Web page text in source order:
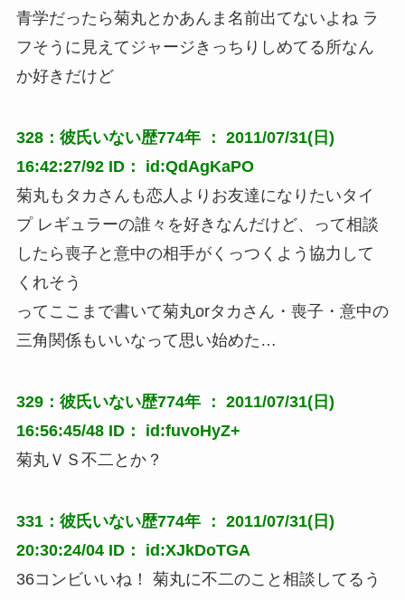
青学だったら菊丸とかあんま名前出てないよね ラ
フそうに見えてジャージきっちりしめてる所なん
か好きだけど
328：彼氏いない歴774年 ： 2011/07/31(日)
16:42:27/92 ID： id:QdAgKaPO
菊丸もタカさんも恋人よりお友達になりたいタイ
プ レギュラーの誰々を好きなんだけど、って相談
したら喪子と意中の相手がくっつくよう協力して
くれそう
ってここまで書いて菊丸orタカさん・喪子・意中の
三角関係もいいなって思い始めた…
329：彼氏いない歴774年 ： 2011/07/31(日)
16:56:45/48 ID： id:fuvoHyZ+
菊丸ＶＳ不二とか？
331：彼氏いない歴774年 ： 2011/07/31(日)
20:30:24/04 ID： id:XJkDoTGA
36コンビいいね！ 菊丸に不二のこと相談してるう